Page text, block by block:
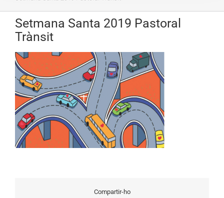
Setmana Santa 2019 Pastoral
Trànsit
Compartir-ho